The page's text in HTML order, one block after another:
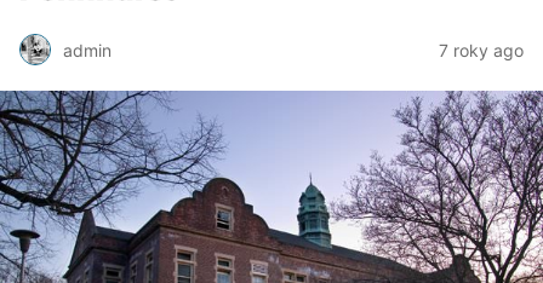
admin 7 roky ago